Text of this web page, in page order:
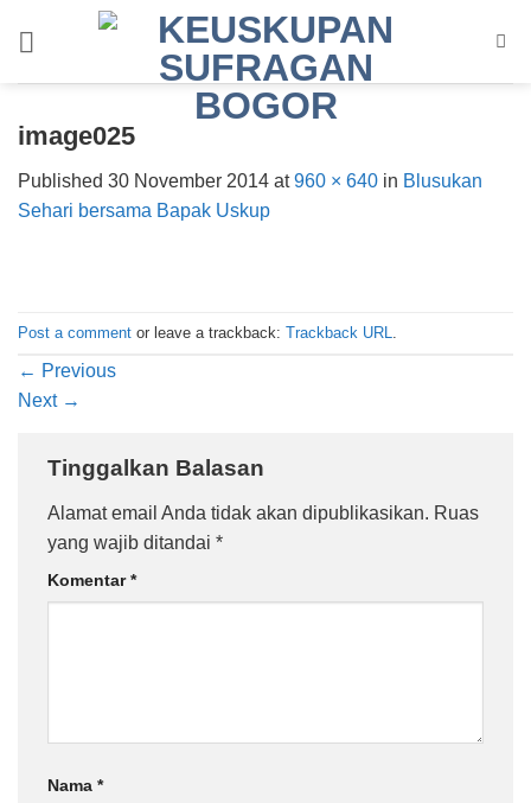
image025
Published 30 November 2014 at960 × 640 in Blusukan
Sehari bersama Bapak Uskup
Post a comment or leave a trackback: Trackback URL
← Previous
Next →
Tinggalkan Balasan
Alamat email Anda tidak akan dipublikasikan. Ruas
yang wajib ditandai *
Komentar*
Nama *